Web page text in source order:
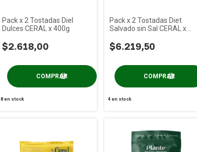
Pack x 2 Tostadas Diel
Dulces CERAL x 400g
$2.618,00
8en stock
Pack x 2 Tostadas Diet
Salvado sin Sal CERAL x
$6.219,50
4en stock